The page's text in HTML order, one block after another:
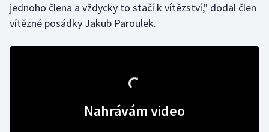
Jezdectví
jednoho člena a vždycky to stačí k vítězství," dodal člen
vítězné posádky Jakub Paroulek.
Nahrávám video